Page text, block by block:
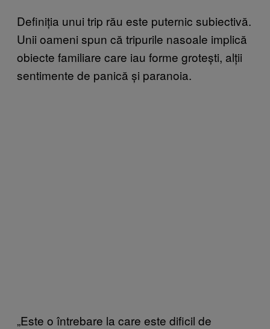
Definiția unui trip rău este puternic subiectivă.
Unii oameni spun că tripurile nasoale implică
obiecte familiare care iau forme grotești, alții
sentimente de panică și paranoia.
„Este o întrebare la care este dificil de